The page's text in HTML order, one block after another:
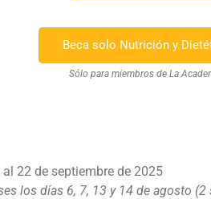
Beca solo Nutrición y
Sólo para miembros de La
22 de septiembre de 2025
los días 6, 7, 13 y 14 de agosto (2